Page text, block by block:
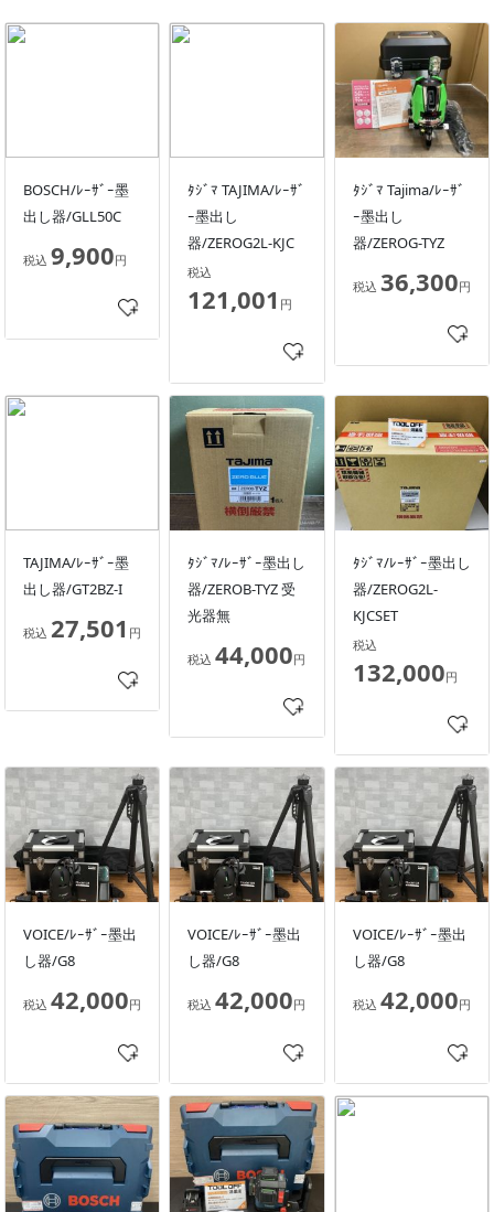
BOSCH/ﾚｰｻﾞｰ墨
出し器/GLL50C
税込 9,900円
ﾀｼﾞﾏ TAJIMA/ﾚｰｻﾞ
ｰ墨出し
器/ZEROG2L-KJC
税込
121,001 円
ﾀｼﾞﾏ Tajima/ﾚｰｻﾞ
ｰ墨出し
器/ZEROG-TYZ
税込 36,300円
TAJIMA/ﾚｰｻﾞｰ墨
出し器/GT2BZ-I
税込 27,501 円
ﾀｼﾞﾏ/ﾚｰｻﾞｰ墨出し
器/ZEROB-TYZ 受
光器無
税込44,000円
ﾀｼﾞﾏ/ﾚｰｻﾞｰ墨出し
器/ZEROG2L-
KJCSET
税込
132,000円
VOICE/ﾚｰｻﾞｰ墨出
し器/G8
税込 42,000円
VOICE/ﾚｰｻﾞｰ墨出
し器/G8
税込42,000円
VOICE/ﾚｰｻﾞｰ墨出
し器/G8
税込 42,000円